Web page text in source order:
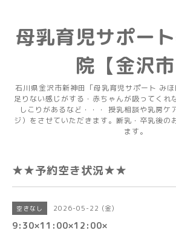
母乳育児サポー
院【金沢市
石川県金沢市新神田「母乳育児サポート み
足りない感じがする・赤ちゃんが吸ってくれ
しこりがあるなど・・・ 授乳相談や乳房ケ
ジ）をさせていただきます。断乳・卒乳後の
ます。
★★予約空き状況★★
空きなし 2026-05-22 (金)
9:30×11:00×12:00×